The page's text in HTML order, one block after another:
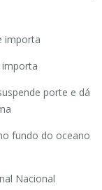
importa
importa
porte e dá
fundo do oceano
Nacional